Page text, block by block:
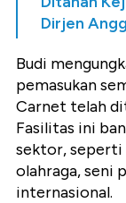
Dirjen
Budi
pemasukan
Carnet telah
Fasilitas ini
sektor, seperti
olahraga, seni
internasional.